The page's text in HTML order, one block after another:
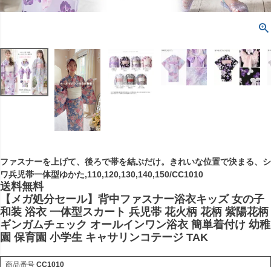
ファスナーを上げて、後ろで帯を結ぶだけ。きれいな位置で決まる、シ
ワ兵児帯一体型ゆかた,110,120,130,140,150/CC1010
送料無料
【メガ処分セール】背中ファスナー浴衣キッズ 女の子
和装 浴衣 一体型スカート 兵児帯 花火柄 花柄 紫陽花柄
ギンガムチェック オールインワン浴衣 簡単着付け 幼稚
園 保育園 小学生 キャサリンコテージ TAK
商品番号 CC1010